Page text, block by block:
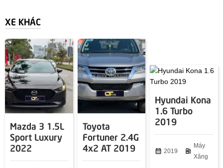
XE KHÁC
Mazda 3 1.5L
Sport Luxury
2022
Toyota
Fortuner 2.4G
4x2 AT 2019
Hyundai Kona
1.6 Turbo
2019
calendar_month 2019 ev_station
Máy
Xăng